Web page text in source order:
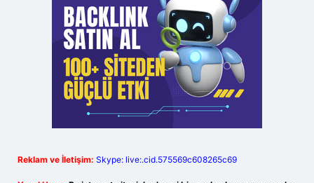
Reklam ve İletişim: Skype: live:.cid.575569c608265c69